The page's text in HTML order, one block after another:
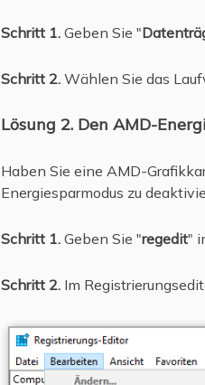
Schritt 1. Geben Sie "
Schritt 2. Wählen Sie das
Lösung 2. Den AMD-
Haben Sie eine AMD-
Energiesparmodus zu
Schritt 1. Geben Sie "regedit"
Schritt 2. Im